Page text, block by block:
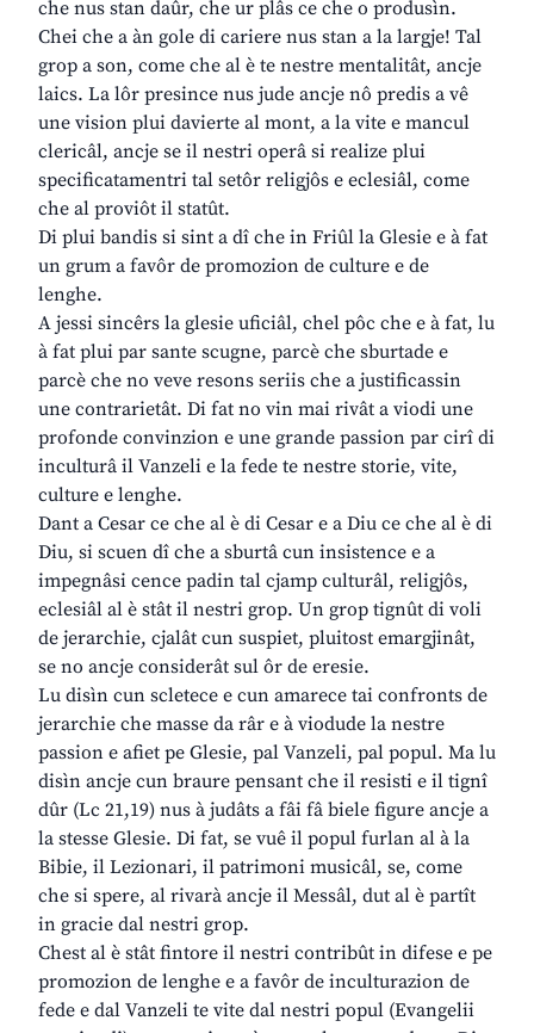
che nus stan daûr, che ur plâs ce che o produsìn.
Chei che a àn gole di cariere nus stan a la largje! Tal
grop a son, come che al è te nestre mentalitât, ancje
laics. La lôr presince nus jude ancje nô predis a vê
une vision plui davierte al mont, a la vite e mancul
clericâl, ancje se il nestri operâ si realize plui
specificatamentri tal setôr religjôs e eclesiâl, come
che al proviôt il statût.
Di plui bandis si sint a dî che in Friûl la Glesie e à fat
un grum a favôr de promozion de culture e de
lenghe.
A jessi sincêrs la glesie uficiâl, chel pôc che e à fat, lu
à fat plui par sante scugne, parcè che sburtade e
parcè che no veve resons seriis che a justificassin
une contrarietât. Di fat no vin mai rivât a viodi une
profonde convinzion e une grande passion par cirî di
inculturâ il Vanzeli e la fede te nestre storie, vite,
culture e lenghe.
Dant a Cesar ce che al è di Cesar e a Diu ce che al è di
Diu, si scuen dî che a sburtâ cun insistence e a
impegnâsi cence padin tal cjamp culturâl, religjôs,
eclesiâl al è stât il nestri grop. Un grop tignût di voli
de jerarchie, cjalât cun suspiet, pluitost emargjinât,
se no ancje considerât sul ôr de eresie.
Lu disìn cun scletece e cun amarece tai confronts de
jerarchie che masse da râr e à viodude la nestre
passion e afiet pe Glesie, pal Vanzeli, pal popul. Ma lu
disìn ancje cun braure pensant che il resisti e il tignî
dûr (Lc 21,19) nus à judâts a fâi fâ biele figure ancje a
la stesse Glesie. Di fat, se vuê il popul furlan al à la
Bibie, il Lezionari, il patrimoni musicâl, se, come
che si spere, al rivarà ancje il Messâl, dut al è partît
in gracie dal nestri grop.
Chest al è stât fintore il nestri contribût in difese e pe
promozion de lenghe e a favôr de inculturazion de
fede e dal Vanzeli te vite dal nestri popul (Evangelii